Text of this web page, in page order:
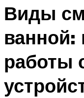
Виды
ванной:
работы